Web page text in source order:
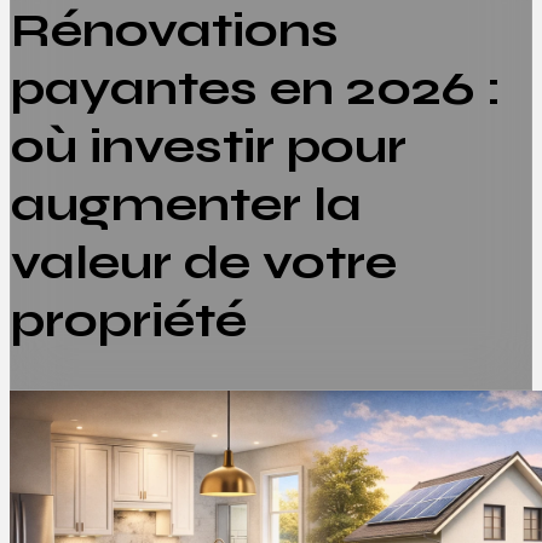
Rénovations
payantes en 2026 :
où investir pour
augmenter la
valeur de votre
propriété